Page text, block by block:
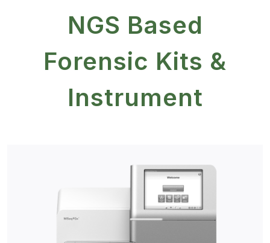
NGS Based
Forensic Kits &
Instrument